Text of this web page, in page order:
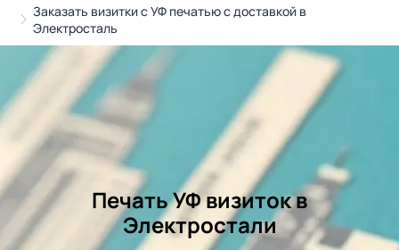
Заказать визитки с УФ печатью с доставкой в
Электросталь
Печать УФ визиток в
Электростали